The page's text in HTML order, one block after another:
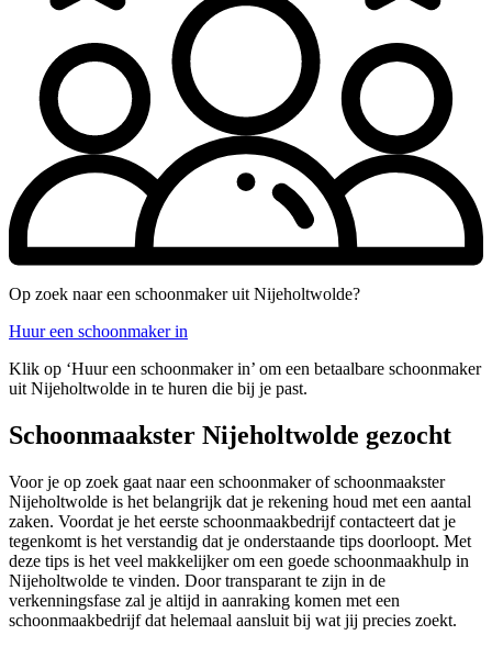
Op zoek naar een schoonmaker uit Nijeholtwolde?
Huur een schoonmaker in
Klik op ‘Huur een schoonmaker in’ om een betaalbare schoonmaker
uit Nijeholtwolde in te huren die bij je past.
Schoonmaakster Nijeholtwolde gezocht
Voor je op zoek gaat naar een schoonmaker of schoonmaakster
Nijeholtwolde is het belangrijk dat je rekening houd met een aantal
zaken. Voordat je het eerste schoonmaakbedrijf contacteert dat je
tegenkomt is het verstandig dat je onderstaande tips doorloopt. Met
deze tips is het veel makkelijker om een goede schoonmaakhulp in
Nijeholtwolde te vinden. Door transparant te zijn in de
verkenningsfase zal je altijd in aanraking komen met een
schoonmaakbedrijf dat helemaal aansluit bij wat jij precies zoekt.